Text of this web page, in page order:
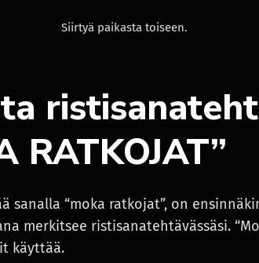
Siirtyä paikasta toiseen.
RATKOJAT”
sanalla “moka ratkojat”, on
merkitsee ristisanatehtävässäsi.
käyttää.